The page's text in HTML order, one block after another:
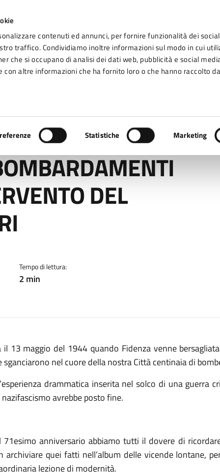
contenuti ed annunci, per fornire funzionalità dei social
traffico. Condividiamo inoltre informazioni sul modo in cui
che si occupano di analisi dei dati web, pubblicità e social
altre informazioni che ha fornito loro o che hanno raccolto
Statistiche Marketing
di Fidenza
DI FIDENZA. INTERVENTO DEL SINDACO MASSARI
DEL
Tempo di lettura:
2 min
il 13 maggio del 1944 quando Fidenza venne
sganciarono nel cuore della nostra Città centinaia di
drammatica inserita nel solco di una guerra
nazifascismo avrebbe posto fine.
71esimo anniversario abbiamo tutti il dovere di
archiviare quei fatti nell’album delle vicende lontane,
lezione di modernità.